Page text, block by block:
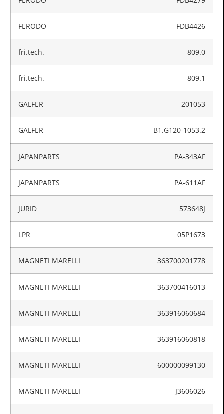
FERODO FDB4426
fri.tech. 809.0
fri.tech. 809.1
GALFER 201053
GALFER B1.G120-1053.2
JAPANPARTS PA-343AF
JAPANPARTS PA-611AF
JURID 573648J
LPR 05P1673
MAGNETI MARELLI 363700201778
MAGNETI MARELLI 363700416013
MAGNETI MARELLI 363916060684
MAGNETI MARELLI 363916060818
MAGNETI MARELLI 600000099130
MAGNETI MARELLI J3606026